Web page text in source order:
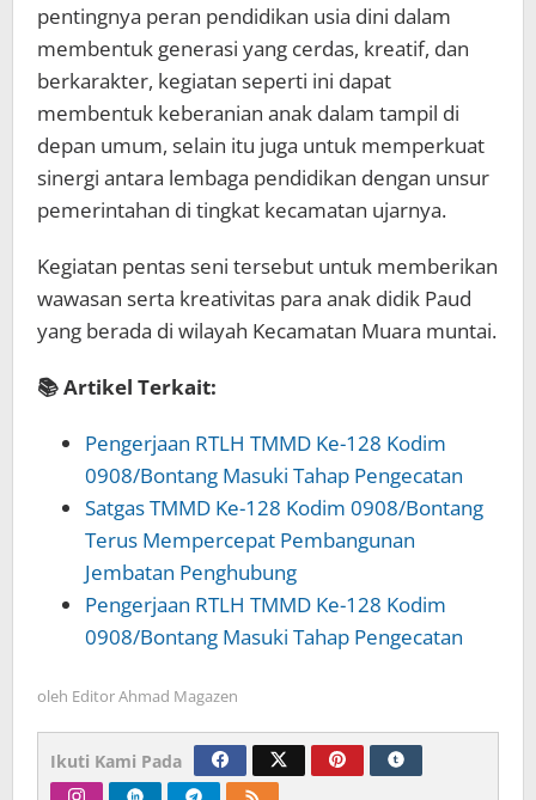
pentingnya peran pendidikan usia dini dalam
membentuk generasi yang cerdas, kreatif, dan
berkarakter, kegiatan seperti ini dapat
membentuk keberanian anak dalam tampil di
depan umum, selain itu juga untuk memperkuat
sinergi antara lembaga pendidikan dengan unsur
pemerintahan di tingkat kecamatan ujarnya.
Kegiatan pentas seni tersebut untuk memberikan
wawasan serta kreativitas para anak didik Paud
yang berada di wilayah Kecamatan Muara muntai.
📚 Artikel Terkait:
Pengerjaan RTLH TMMD Ke-128 Kodim
0908/Bontang Masuki Tahap Pengecatan
Satgas TMMD Ke-128 Kodim 0908/Bontang
Terus Mempercepat Pembangunan
Jembatan Penghubung
Pengerjaan RTLH TMMD Ke-128 Kodim
0908/Bontang Masuki Tahap Pengecatan
oleh Editor Ahmad Magazen
Ikuti Kami Pada